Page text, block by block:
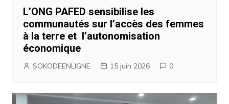
L’ONG PAFED sensibilise les
communautés sur l’accès des femmes
à la terre et l’autonomisation
économique
SOKODEENLIGNE 15 juin 2026 0